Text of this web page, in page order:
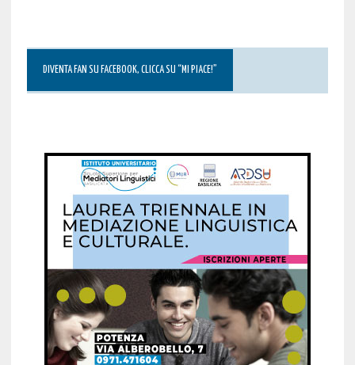
DIVENTA FAN SU FACEBOOK, CLICCA SU “MI PIACE!”